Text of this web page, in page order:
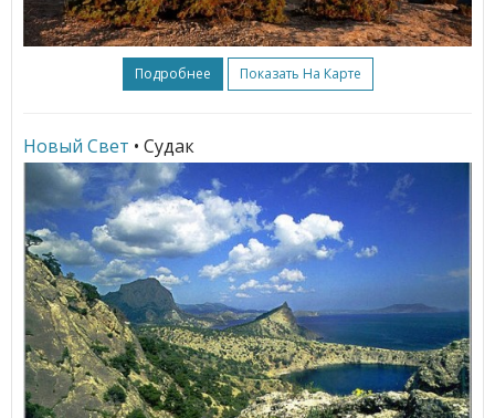
Подробнее Показать На Карте
Новый Свет • Судак